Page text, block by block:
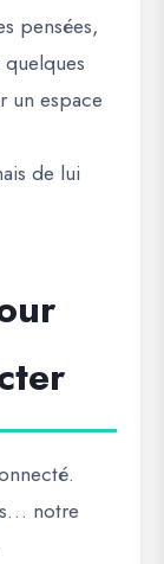
pensées,
un espace
de lui
notre